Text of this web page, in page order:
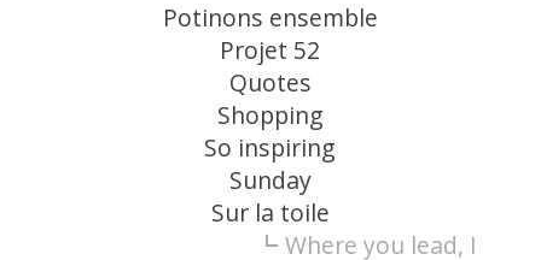
Potinons ensemble
Projet 52
Quotes
Shopping
So inspiring
Sunday
Sur la toile
Where you lead, I